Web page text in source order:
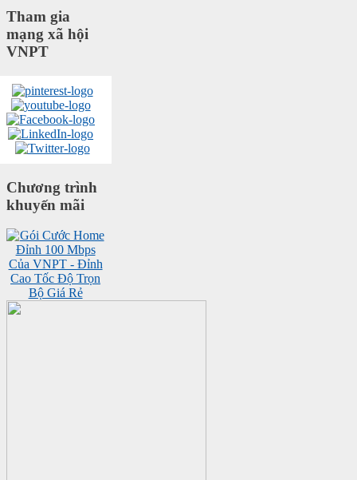
Tham gia
mạng xã hội
VNPT
Chương trình
khuyến mãi